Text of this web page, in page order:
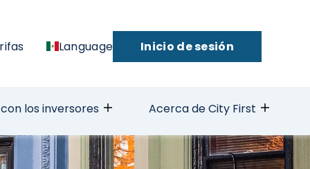
Language Inicio de sesión
los inversores Acerca de City First